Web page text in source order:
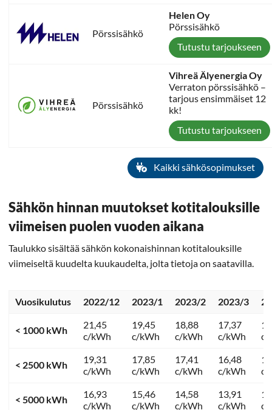
Pörssisähkö
Helen Oy
Pörssisähkö
Tutustu tarjoukseen
Pörssisähkö
Vihreä Älyenergia Oy
Verraton pörssisähkö –
tarjous ensimmäiset 12
kk!
Tutustu tarjoukseen
Kaikki sähkösopimukset
Sähkön hinnan muutokset kotitalouksille
viimeisen puolen vuoden aikana
Taulukko sisältää sähkön kokonaishinnan kotitalouksille
viimeiseltä kuudelta kuukaudelta, jolta tietoja on saatavilla.
Vuosikulutus 2022/12 2023/1 2023/2 2023/3
< 1000 kWh
21,45
c/kWh
19,45
c/kWh
18,88
c/kWh
17,37
c/kWh
c/
< 2500 kWh
19,31
c/kWh
17,85
c/kWh
17,41
c/kWh
16,48
c/kWh
c/
< 5000 kWh
16,93
c/kWh
15,46
c/kWh
14,58
c/kWh
13,91
c/kWh
c/